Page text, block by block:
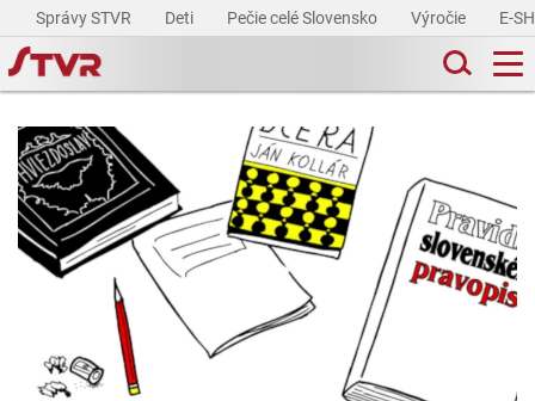
Správy STVR Deti Pečie celé Slovensko Výročie E-